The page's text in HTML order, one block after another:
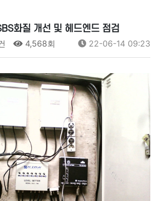
화질 개선 및 헤드엔드 점검
4,568회 22-06-14 09:23